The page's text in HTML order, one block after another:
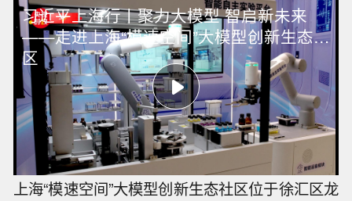
习近平上海行丨聚力大模型 智启新未来
——走进上海“模速空间”大模型创新生态社
区
上海“模速空间”大模型创新生态社区位于徐汇区龙